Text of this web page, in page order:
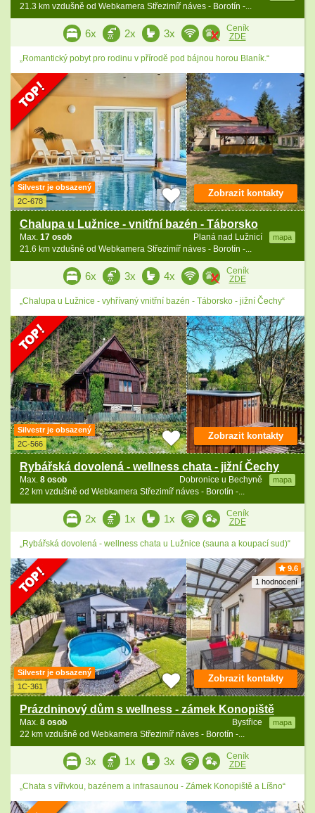
21.3 km vzdušně od Webkamera Střezimíř náves - Borotín -...
6x 2x 3x
Ceník
ZDE
„Romantický pobyt pro rodinu v přírodě pod bájnou horou Blaník.“
Silvestr je obsazený
2C-678
Chalupa u Lužnice - vnitřní bazén - Táborsko
Planá nad Lužnicí mapa
Max. 17 osob
21.6 km vzdušně od Webkamera Střezimíř náves - Borotín -...
Zobrazit kontakty
6x 3x 4x
Ceník
ZDE
„Chalupa u Lužnice - vyhřívaný vnitřní bazén - Táborsko - jižní Čechy“
Silvestr je obsazený
2C-566
Rybářská dovolená - wellness chata - jižní Čechy
Dobronice u Bechyně mapa
Max. 8 osob
22 km vzdušně od Webkamera Střezimíř náves - Borotín -...
Zobrazit kontakty
2x 1x 1x
Ceník
ZDE
„Rybářská dovolená - wellness chata u Lužnice (sauna a koupací sud)“
9.6
1 hodnocení
Silvestr je obsazený
1C-361
Prázdninový dům s wellness - zámek Konopiště
Bystřice mapa
Max. 8 osob
22 km vzdušně od Webkamera Střezimíř náves - Borotín -...
Zobrazit kontakty
3x 1x 3x
Ceník
ZDE
„Chata s vířivkou, bazénem a infrasaunou - Zámek Konopiště a Líšno“